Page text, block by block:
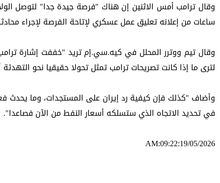
ساعات من إعلانه تعليق عمل عسكري لإتاحة الفرصة لإجراء
لترى ما إذا كانت تصريحات ترامب تمثل تحولا حقيقيا نحو
في تحديد الاتجاه الذي ستسلكه أسعار النفط من الآن فصاعدا".
AM:09:22:19/05/2026